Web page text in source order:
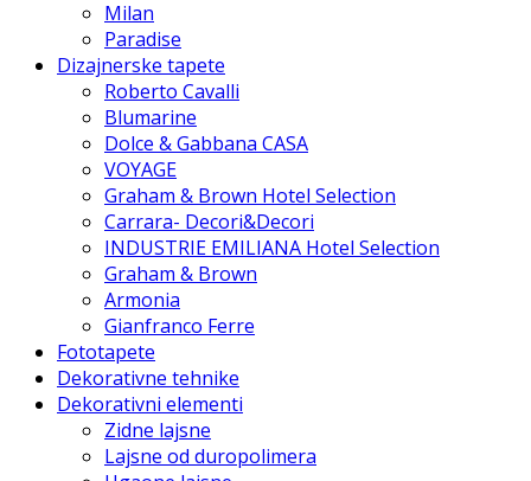
Milan
Paradise
Dizajnerske tapete
Roberto Cavalli
Blumarine
Dolce & Gabbana CASA
VOYAGE
Graham & Brown Hotel Selection
Carrara- Decori&Decori
INDUSTRIE EMILIANA Hotel Selection
Graham & Brown
Armonia
Gianfranco Ferre
Fototapete
Dekorativne tehnike
Dekorativni elementi
Zidne lajsne
Lajsne od duropolimera